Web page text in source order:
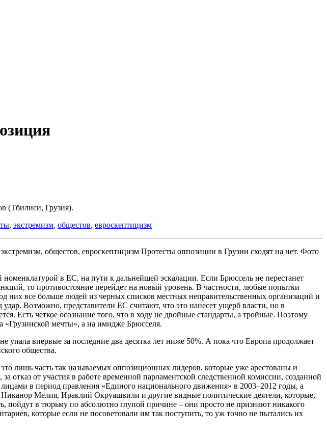
(Тбилиси, Грузия).
, экстремизм, общестов, евроскептицизм
Протесты оппозиции в Грузии сходят на нет. Фото
в ЕС, на пути к дальнейшей эскалации. Если Брюссель не перестанет
то противостояние перейдет на новый уровень. В частности, любые попытки
все больше людей из черных списков местных неправительственных организаций и
Возможно, представители ЕС считают, что это нанесет ущерб власти, но в
Есть четкое осознание того, что в ходу не двойные стандарты, а тройные. Поэтому
«Грузинской мечты», а на имидже Брюсселя.
впервые за последние два десятка лет ниже 50%. А пока что Европа продолжает
общества.
лишь часть так называемых оппозиционных лидеров, которые уже арестованы и
от участия в работе временной парламентской следственной комиссии, созданной
в период правления «Единого национального движения» в 2003–2012 годы, а
Мелия, Ираклий Окруашвили и другие видные политические деятели, которые,
пойдут в тюрьму по абсолютно глупой причине – они просто не признают никакого
которые если не посоветовали им так поступить, то уж точно не пытались их